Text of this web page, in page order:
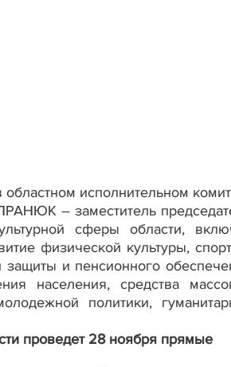
исполнительном
– заместитель
сферы области,
физической культуры,
защиты и пенсионного
населения, средства
политики,
проведет 28 ноября прямые